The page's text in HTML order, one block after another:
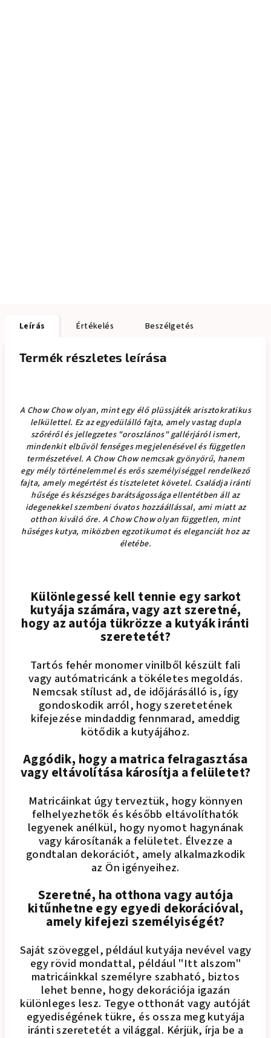
Leírás Értékelés Beszélgetés
Termék részletes leírása
A Chow Chow olyan, mint egy élő plüssjáték arisztokratikus
lelkülettel. Ez az egyedülálló fajta, amely vastag dupla
szőréről és jellegzetes "oroszlános" gallérjáról ismert,
mindenkit elbűvöl fenséges megjelenésével és független
természetével. A Chow Chow nemcsak gyönyörű, hanem
egy mély történelemmel és erős személyiséggel rendelkező
fajta, amely megértést és tiszteletet követel. Családja iránti
hűsége és készséges barátságossága ellentétben áll az
idegenekkel szembeni óvatos hozzáállással, ami miatt az
otthon kiváló őre. A Chow Chow olyan független, mint
hűséges kutya, miközben egzotikumot és eleganciát hoz az
életébe.
Különlegessé kell tennie egy sarkot
kutyája számára, vagy azt szeretné,
hogy az autója tükrözze a kutyák iránti
szeretetét?
Tartós fehér monomer vinilből készült fali
vagy autómatricánk a tökéletes megoldás.
Nemcsak stílust ad, de időjárásálló is, így
gondoskodik arról, hogy szeretetének
kifejezése mindaddig fennmarad, ameddig
kötődik a kutyájához.
Aggódik, hogy a matrica felragasztása
vagy eltávolítása károsítja a felületet?
Matricáinkat úgy terveztük, hogy könnyen
felhelyezhetők és később eltávolíthatók
legyenek anélkül, hogy nyomot hagynának
vagy károsítanák a felületet. Élvezze a
gondtalan dekorációt, amely alkalmazkodik
az Ön igényeihez.
Szeretné, ha otthona vagy autója
kitűnhetne egy egyedi dekorációval,
amely kifejezi személyiségét?
Saját szöveggel, például kutyája nevével vagy
egy rövid mondattal, például "Itt alszom"
matricáinkkal személyre szabható, biztos
lehet benne, hogy dekorációja igazán
különleges lesz. Tegye otthonát vagy autóját
egyediségének tükre, és ossza meg kutyája
iránti szeretetét a világgal. Kérjük, írja be a